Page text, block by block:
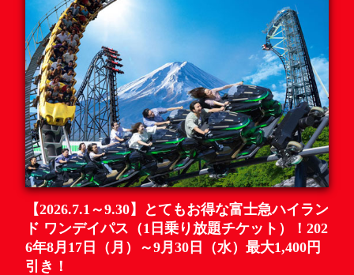
【2026.7.1～9.30】とてもお得な富士急ハイラン
ド ワンデイパス（1日乗り放題チケット）！202
6年8月17日（月）～9月30日（水）最大1,400円
引き！